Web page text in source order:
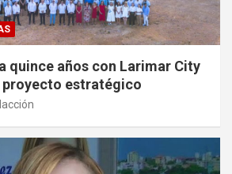
quince años con Larimar City
proyecto estratégico